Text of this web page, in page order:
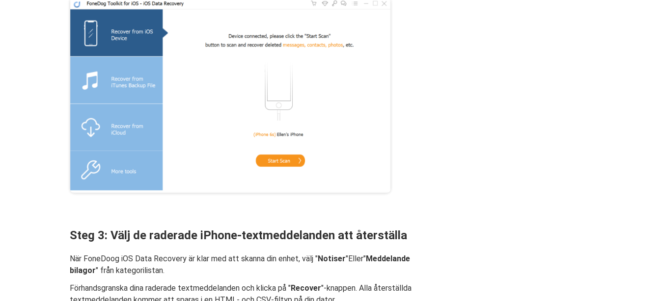
Steg 3: Välj de raderade iPhone-textmeddelanden att återställa
När FoneDoog iOS Data Recovery är klar med att skanna din enhet, välj "Notiser"Eller"Meddelande
bilagor" från kategorilistan.
Förhandsgranska dina raderade textmeddelanden och klicka på "Recover"-knappen. Alla återställda